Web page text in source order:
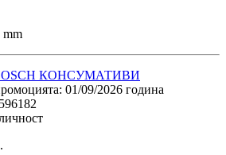
mm
КОНСУМАТИВИ
01/09/2026 година